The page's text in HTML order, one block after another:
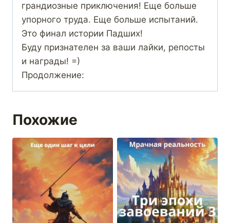
грандиозные приключения! Еще больше
упорного труда. Еще больше испытаний.
Это финал истории Падших!
Буду признателен за ваши лайки, репосты
и награды! =)
Продолжение:
Похожие